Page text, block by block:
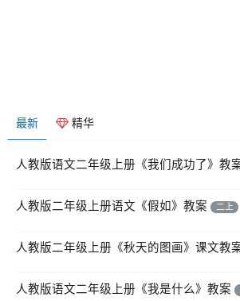
最新 精华
人教版语文二年级上册《我们成功了》教
人教版二年级上册语文《假如》教案 二上
人教版二年级上册《秋天的图画》课文教
人教版语文二年级上册《我是什么》教案